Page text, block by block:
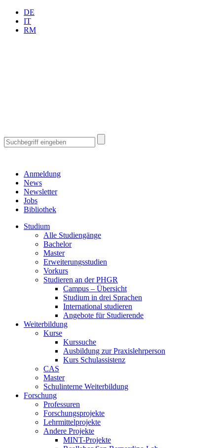
DE
IT
RM
Anmeldung
News
Newsletter
Jobs
Bibliothek
Studium
Alle Studiengänge
Bachelor
Master
Erweiterungsstudien
Vorkurs
Studieren an der PHGR
Campus – Übersicht
Studium in drei Sprachen
International studieren
Angebote für Studierende
Weiterbildung
Kurse
Kurssuche
Ausbildung zur Praxislehrperson
Kurs Schulassistenz
CAS
Master
Schulinterne Weiterbildung
Forschung
Professuren
Forschungsprojekte
Lehrmittelprojekte
Andere Projekte
MINT-Projekte